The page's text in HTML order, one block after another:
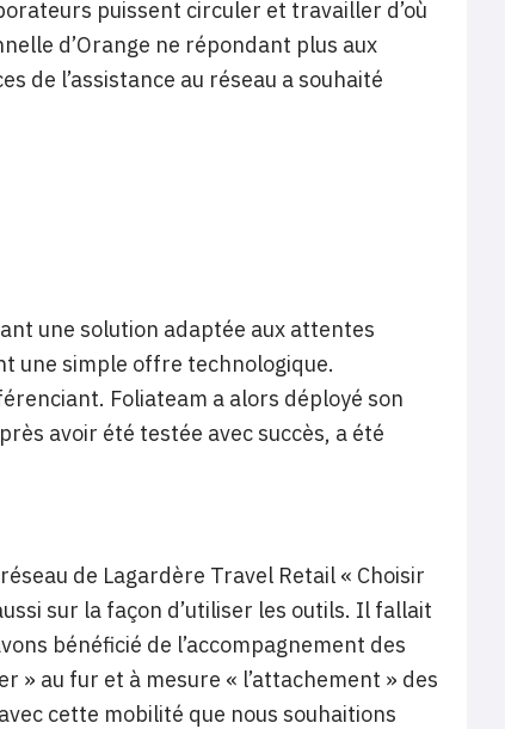
puissent circuler et travailler d’où
d’Orange ne répondant plus aux
de l’assistance au réseau a souhaité
une solution adaptée aux attentes
une simple offre technologique.
Foliateam a alors déployé son
avoir été testée avec succès, a été
de Lagardère Travel Retail « Choisir
sur la façon d’utiliser les outils. Il fallait
bénéficié de l’accompagnement des
» au fur et à mesure « l’attachement » des
cette mobilité que nous souhaitions